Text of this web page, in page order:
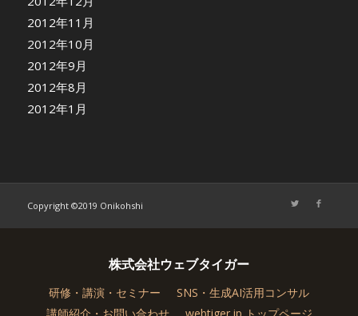
2012年11月
2012年10月
2012年9月
2012年8月
2012年1月
Copyright ©2019 Onikohshi
株式会社ウェブタイガー
研修・講演・セミナー
SNS・生成AI活用コンサル